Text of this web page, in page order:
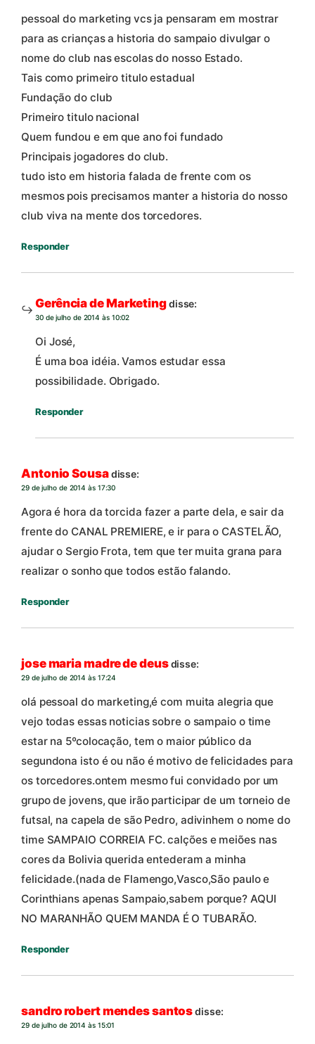
pessoal do marketing vcs ja pensaram em mostrar
para as crianças a historia do sampaio divulgar o
nome do club nas escolas do nosso Estado.
Tais como primeiro titulo estadual
Fundação do club
Primeiro titulo nacional
Quem fundou e em que ano foi fundado
Principais jogadores do club.
tudo isto em historia falada de frente com os
mesmos pois precisamos manter a historia do nosso
club viva na mente dos torcedores.
Responder
Gerência de Marketingdisse:
30 de julho de 2014 às 10:02
Oi José,
É uma boa idéia. Vamos estudar essa
possibilidade. Obrigado.
Responder
Antonio Sousadisse:
29 de julho de 2014 às 17:30
Agora é hora da torcida fazer a parte dela, e sair da
frente do CANAL PREMIERE, e ir para o CASTELÃO,
ajudar o Sergio Frota, tem que ter muita grana para
realizar o sonho que todos estão falando.
Responder
jose maria madre de deusdisse:
29 de julho de 2014 às 17:24
olá pessoal do marketing,é com muita alegria que
vejo todas essas noticias sobre o sampaio o time
estar na 5ºcolocação, tem o maior público da
segundona isto é ou não é motivo de felicidades para
os torcedores.ontem mesmo fui convidado por um
grupo de jovens, que irão participar de um torneio de
futsal, na capela de são Pedro, adivinhem o nome do
time SAMPAIO CORREIA FC. calções e meiões nas
cores da Bolivia querida entederam a minha
felicidade.(nada de Flamengo,Vasco,São paulo e
Corinthians apenas Sampaio,sabem porque? AQUI
NO MARANHÃO QUEM MANDA É O TUBARÃO.
Responder
sandro robert mendes santosdisse:
29 de julho de 2014 às 15:01